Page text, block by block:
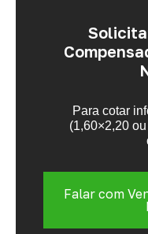
Para cotar
(1,60×2,20
Falar com